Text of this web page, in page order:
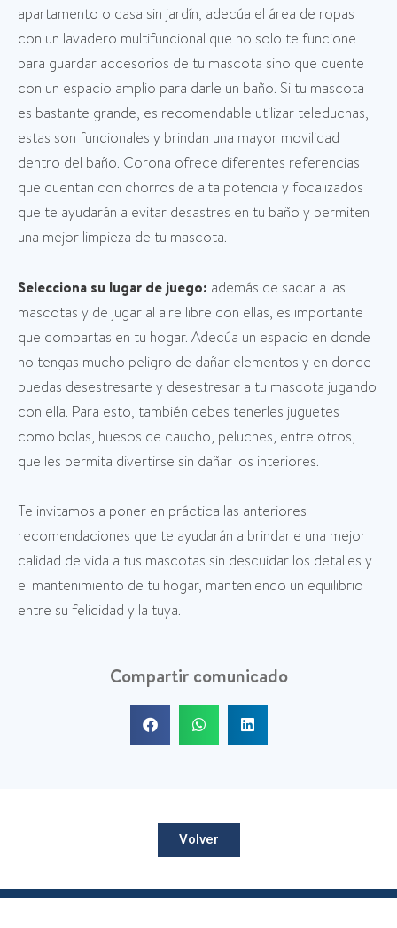
apartamento o casa sin jardín, adecúa el área de ropas
con un lavadero multifuncional que no solo te funcione
para guardar accesorios de tu mascota sino que cuente
con un espacio amplio para darle un baño. Si tu mascota
es bastante grande, es recomendable utilizar teleduchas,
estas son funcionales y brindan una mayor movilidad
dentro del baño. Corona ofrece diferentes referencias
que cuentan con chorros de alta potencia y focalizados
que te ayudarán a evitar desastres en tu baño y permiten
una mejor limpieza de tu mascota.
Selecciona su lugar de juego: además de sacar a las
mascotas y de jugar al aire libre con ellas, es importante
que compartas en tu hogar. Adecúa un espacio en donde
no tengas mucho peligro de dañar elementos y en donde
puedas desestresarte y desestresar a tu mascota jugando
con ella. Para esto, también debes tenerles juguetes
como bolas, huesos de caucho, peluches, entre otros,
que les permita divertirse sin dañar los interiores.
Te invitamos a poner en práctica las anteriores
recomendaciones que te ayudarán a brindarle una mejor
calidad de vida a tus mascotas sin descuidar los detalles y
el mantenimiento de tu hogar, manteniendo un equilibrio
entre su felicidad y la tuya.
Compartir comunicado
Volver